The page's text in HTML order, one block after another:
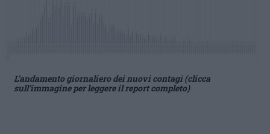
L’andamento giornaliero dei nuovi contagi (clicca
sull’immagine per leggere il report completo)